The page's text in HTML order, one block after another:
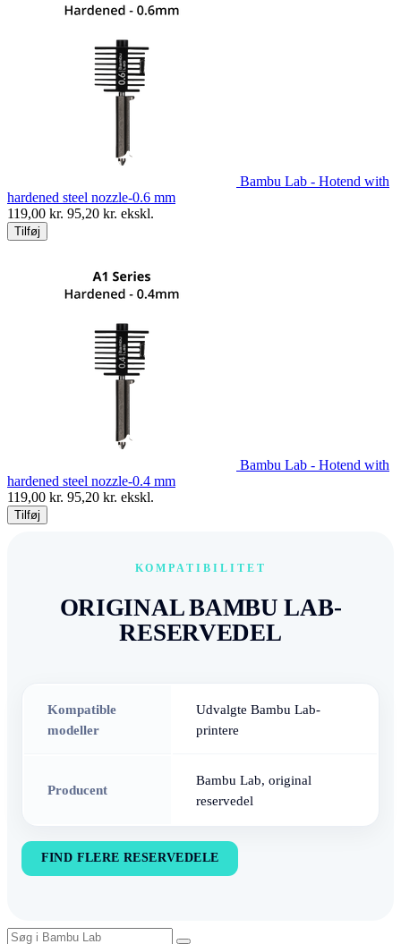
Bambu Lab - Hotend with
hardened steel nozzle-0.6 mm
119,00 kr. 95,20 kr. ekskl.
Tilføj
Bambu Lab - Hotend with
hardened steel nozzle-0.4 mm
119,00 kr. 95,20 kr. ekskl.
Tilføj
KOMPATIBILITET
ORIGINAL BAMBU LAB-
RESERVEDEL
Kompatible
modeller
Udvalgte Bambu Lab-
printere
Producent
Bambu Lab, original
reservedel
FIND FLERE RESERVEDELE